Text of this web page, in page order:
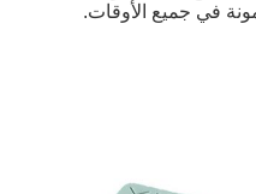
في جميع الأوقات.